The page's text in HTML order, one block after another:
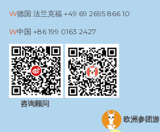
德国 法兰克福 +49 69 2695 866 10
中国 +86 199 0163 2427
咨询顾问
欧洲参团游